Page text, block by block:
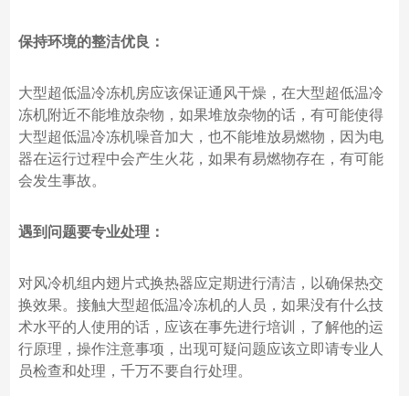
保持环境的整洁优良：
大型超低温冷冻机房应该保证通风干燥，在大型超低温冷
冻机附近不能堆放杂物，如果堆放杂物的话，有可能使得
大型超低温冷冻机噪音加大，也不能堆放易燃物，因为电
器在运行过程中会产生火花，如果有易燃物存在，有可能
会发生事故。
遇到问题要专业处理：
对风冷机组内翅片式换热器应定期进行清洁，以确保热交
换效果。接触大型超低温冷冻机的人员，如果没有什么技
术水平的人使用的话，应该在事先进行培训，了解他的运
行原理，操作注意事项，出现可疑问题应该立即请专业人
员检查和处理，千万不要自行处理。